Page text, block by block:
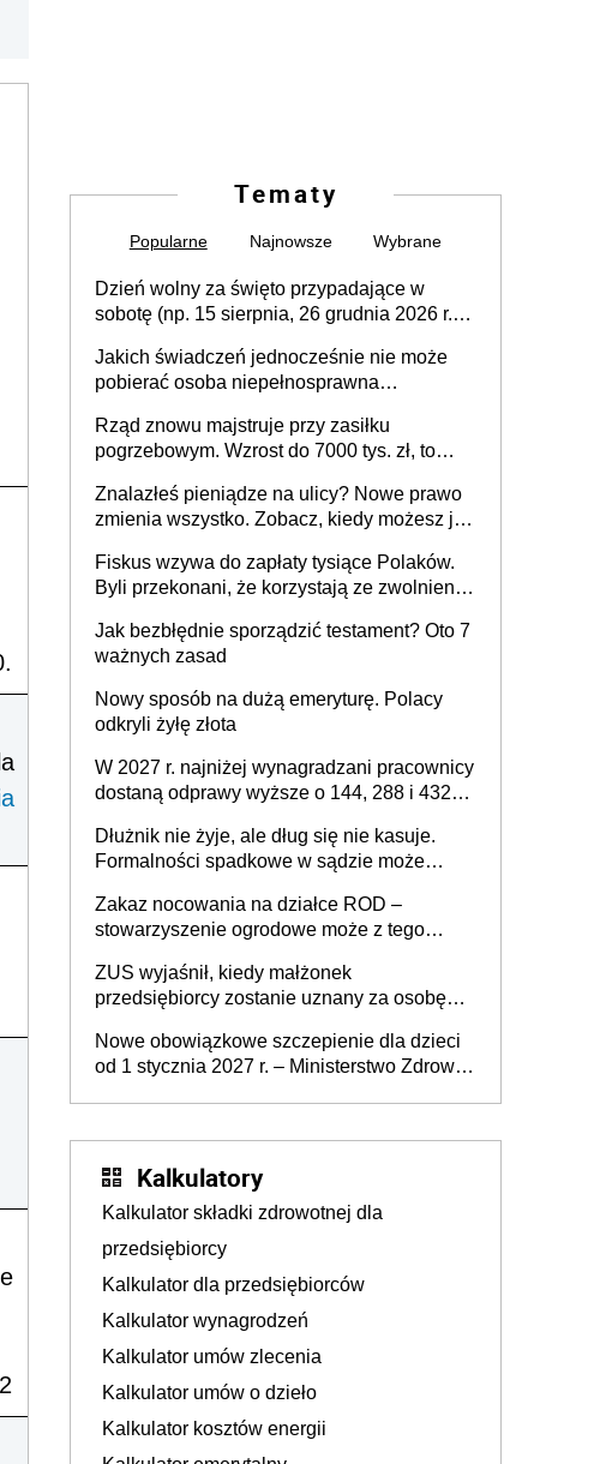
Tematy
Popularne Najnowsze Wybrane
Dzień wolny za święto przypadające w
sobotę (np. 15 sierpnia, 26 grudnia 2026 r.) –
pracodawcy (sektor prywatny i administracja
publiczna), najczęstsze pytania
Jakich świadczeń jednocześnie nie może
pobierać osoba niepełnosprawna
Rząd znowu majstruje przy zasiłku
pogrzebowym. Wzrost do 7000 tys. zł, to
Znalazłeś pieniądze na ulicy? Nowe prawo
zmienia wszystko. Zobacz, kiedy możesz je
Fiskus wzywa do zapłaty tysiące Polaków.
Byli przekonani, że korzystają ze zwolnienia
Jak bezbłędnie sporządzić testament? Oto 7
ważnych zasad
Nowy sposób na dużą emeryturę. Polacy
odkryli żyłę złota
W 2027 r. najniżej wynagradzani pracownicy
dostaną odprawy wyższe o 144, 288 i 432
Dłużnik nie żyje, ale dług się nie kasuje.
Formalności spadkowe w sądzie może
zmarłego
Zakaz nocowania na działce ROD –
stowarzyszenie ogrodowe może z tego
działki (wypowiedzieć dzierżawę)?
ZUS wyjaśnił, kiedy małżonek
przedsiębiorcy zostanie uznany za osobę
Nowe obowiązkowe szczepienie dla dzieci
od 1 stycznia 2027 r. – Ministerstwo Zdrowia
Kalkulatory
Kalkulator składki zdrowotnej dla
przedsiębiorcy
Kalkulator dla przedsiębiorców
Kalkulator wynagrodzeń
Kalkulator umów zlecenia
Kalkulator umów o dzieło
Kalkulator kosztów energii